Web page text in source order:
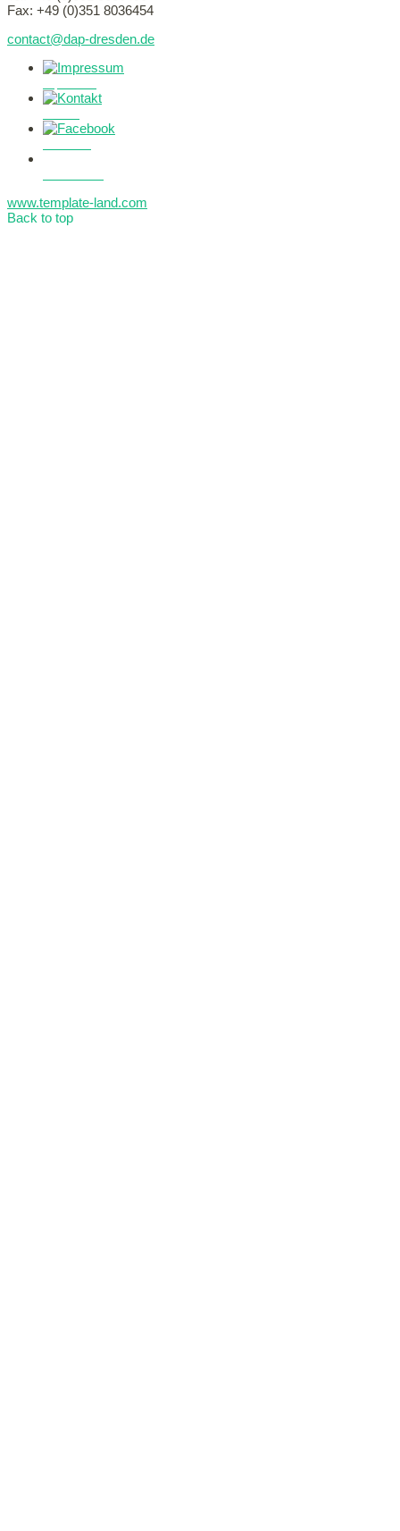
Fax: +49 (0)351 8036454
contact@dap-dresden.de
www.template-land.com
Back to top